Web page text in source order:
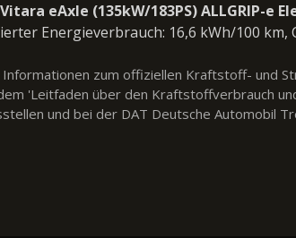
eAxle (135kW/183PS) ALLGRIP-e
Energieverbrauch: 16,6 kWh/100 km,
zum offiziellen Kraftstoff- und
'Leitfaden über den Kraftstoffverbrauch
und bei der DAT Deutsche Automobil